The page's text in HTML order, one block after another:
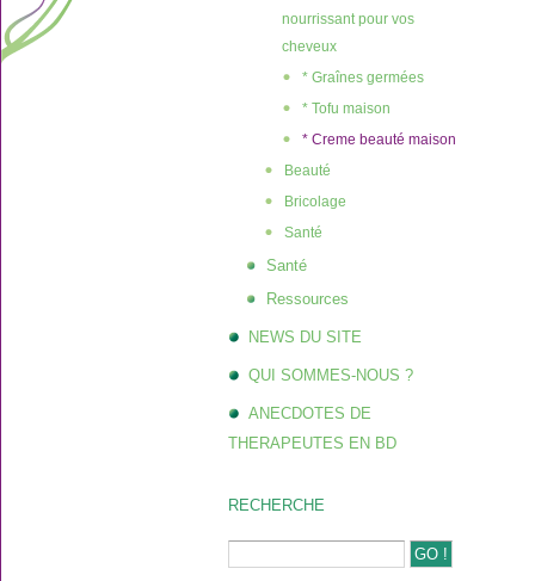
nourrissant pour vos
cheveux
* Graînes germées
* Tofu maison
* Creme beauté maison
Beauté
Bricolage
Santé
Santé
Ressources
NEWS DU SITE
QUI SOMMES-NOUS ?
ANECDOTES DE
THERAPEUTES EN BD
RECHERCHE